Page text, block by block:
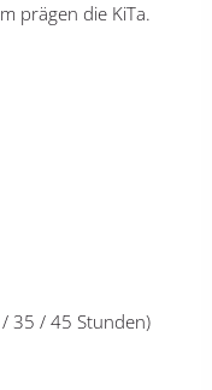
prägen die KiTa.
35 / 45 Stunden)